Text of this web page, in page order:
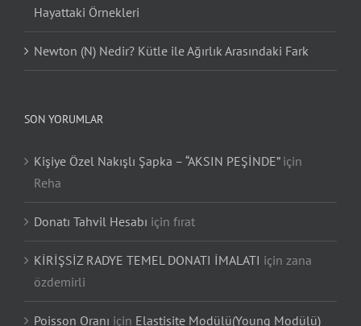
Hayattaki Örnekleri
Newton (N) Nedir? Kütle ile Ağırlık Arasındaki Fark
SON YORUMLAR
Kişiye Özel Nakışlı Şapka – “AKSIN PEŞİNDE”için
Reha
Donatı Tahvil Hesabı için fırat
KİRİŞSİZ RADYE TEMEL DONATI İMALATI için zana
özdemirli
Poisson Oranı için Elastisite Modülü(Young Modülü)